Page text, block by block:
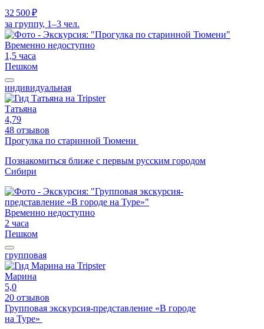
32 500 ₽
за группу, 1–3 чел.
Временно недоступно
1,5 часа
Пешком
индивидуальная
Татьяна
4,79
48 отзывов
Прогулка по старинной Тюмени
Познакомиться ближе с первым русским городом
Сибири
Временно недоступно
2 часа
Пешком
групповая
Марина
5,0
20 отзывов
Групповая экскурсия-представление «В городе
на Туре»